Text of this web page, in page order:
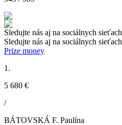
Sledujte nás aj na sociálnych sieťach
Sledujte nás aj na sociálnych sieťach
Prize money
1.
5 680 €
/
BÁTOVSKÁ F. Paulína